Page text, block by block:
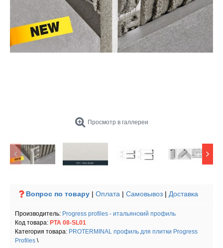
Просмотр в галлереи
Вопрос по товару | Оплата | Самовывоз | Доставка
Производитель: Progress profiles - итальянский профиль
Код товара: PTA 08-SL01
Категория товара: PROTERMINAL профиль для плитки Progress
Profiles \